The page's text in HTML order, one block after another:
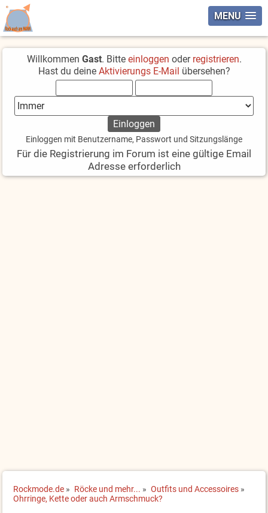
MENU
Willkommen Gast. Bitte einloggen oder registrieren.
Hast du deine Aktivierungs E-Mail übersehen?
Einloggen mit Benutzername, Passwort und Sitzungslänge
Für die Registrierung im Forum ist eine gültige Email
Adresse erforderlich
Rockmode.de » Röcke und mehr... » Outfits und Accessoires »
Ohrringe, Kette oder auch Armschmuck?